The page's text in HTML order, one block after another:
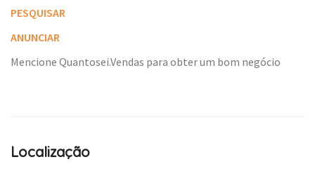
PESQUISAR
ANUNCIAR
Mencione Quantosei.Vendas para obter um bom negócio
Localização